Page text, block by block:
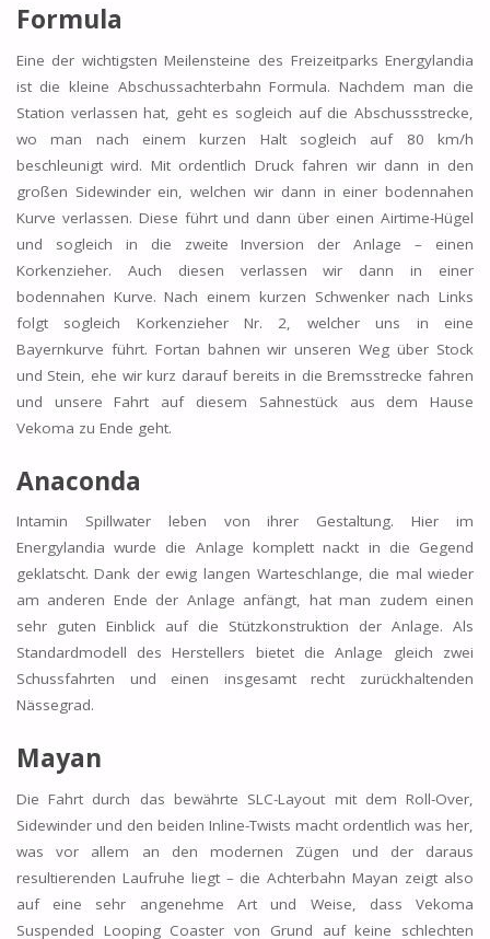
Formula
Eine der wichtigsten Meilensteine des Freizeitparks Energylandia
ist die kleine Abschussachterbahn Formula. Nachdem man die
Station verlassen hat, geht es sogleich auf die Abschussstrecke,
wo man nach einem kurzen Halt sogleich auf 80 km/h
beschleunigt wird. Mit ordentlich Druck fahren wir dann in den
großen Sidewinder ein, welchen wir dann in einer bodennahen
Kurve verlassen. Diese führt und dann über einen Airtime-Hügel
und sogleich in die zweite Inversion der Anlage – einen
Korkenzieher. Auch diesen verlassen wir dann in einer
bodennahen Kurve. Nach einem kurzen Schwenker nach Links
folgt sogleich Korkenzieher Nr. 2, welcher uns in eine
Bayernkurve führt. Fortan bahnen wir unseren Weg über Stock
und Stein, ehe wir kurz darauf bereits in die Bremsstrecke fahren
und unsere Fahrt auf diesem Sahnestück aus dem Hause
Vekoma zu Ende geht.
Anaconda
Intamin Spillwater leben von ihrer Gestaltung. Hier im
Energylandia wurde die Anlage komplett nackt in die Gegend
geklatscht. Dank der ewig langen Warteschlange, die mal wieder
am anderen Ende der Anlage anfängt, hat man zudem einen
sehr guten Einblick auf die Stützkonstruktion der Anlage. Als
Standardmodell des Herstellers bietet die Anlage gleich zwei
Schussfahrten und einen insgesamt recht zurückhaltenden
Nässegrad.
Mayan
Die Fahrt durch das bewährte SLC-Layout mit dem Roll-Over,
Sidewinder und den beiden Inline-Twists macht ordentlich was her,
was vor allem an den modernen Zügen und der daraus
resultierenden Laufruhe liegt – die Achterbahn Mayan zeigt also
auf eine sehr angenehme Art und Weise, dass Vekoma
Suspended Looping Coaster von Grund auf keine schlechten